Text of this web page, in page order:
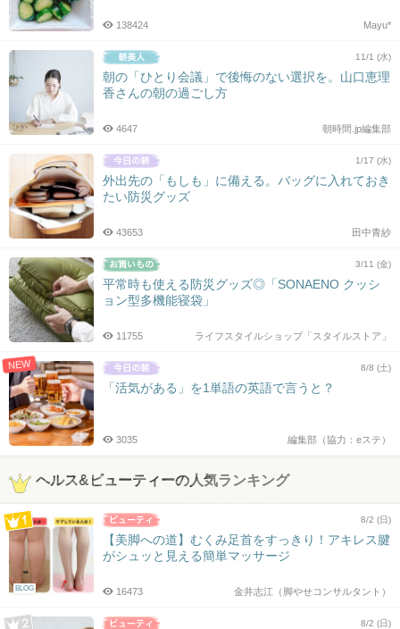
Mayu*
138424
11/1 (水)
朝の「ひとり会議」で後悔のない選択を。山口恵理
香さんの朝の過ごし方
朝時間.jp編集部
4647
1/17 (水)
外出先の「もしも」に備える。バッグに入れておき
たい防災グッズ
田中青紗
43653
3/11 (金)
平常時も使える防災グッズ◎「SONAENO クッシ
ョン型多機能寝袋」
ライフスタイルショップ「スタイルストア」
11755
NEW 8/8 (土)
「活気がある」を1単語の英語で言うと？
編集部（協力：eステ）
3035
ヘルス&ビューティーの人気ランキング
BLOG
8/2 (日)
【美脚への道】むくみ足首をすっきり！アキレス腱
がシュッと見える簡単マッサージ
金井志江（脚やせコンサルタント）
16473
8/2 (日)